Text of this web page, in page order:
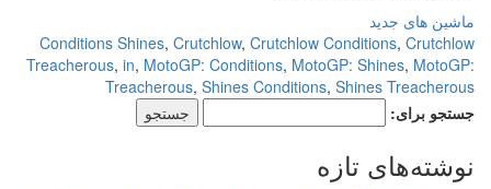
ماشین های جدید
Conditions Shines,Crutchlow,Crutchlow Conditions,Crutchlow
Treacherous, in,MotoGP: Conditions,MotoGP: Shines,MotoGP:
Treacherous,Shines Conditions,Shines Treacherous
جستجو برای:
نوشته‌های تازه